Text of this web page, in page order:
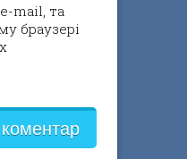
mail, та
браузері